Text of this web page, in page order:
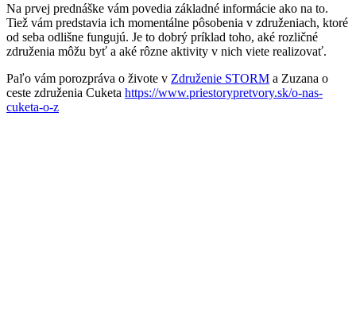
Na prvej prednáške vám povedia základné informácie ako na to.
Tiež vám predstavia ich momentálne pôsobenia v združeniach, ktoré
od seba odlišne fungujú. Je to dobrý príklad toho, aké rozličné
združenia môžu byť a aké rôzne aktivity v nich viete realizovať.
Paľo vám porozpráva o živote v Združenie STORM a Zuzana o
ceste združenia Cuketa https://www.priestorypretvory.sk/o-nas-
cuketa-o-z